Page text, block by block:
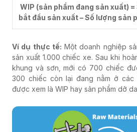
WIP (sản phẩm đang sản xuất)
bắt đầu sản xuất – Số lượng sản
Ví dụ thực tế: Một doanh nghiệp
sản xuất 1.000 chiếc xe. Sau khi
khung và sơn, mới có 700 chiếc
300 chiếc còn lại đang nằm ở các
được xem là WIP hay sản phẩm dở